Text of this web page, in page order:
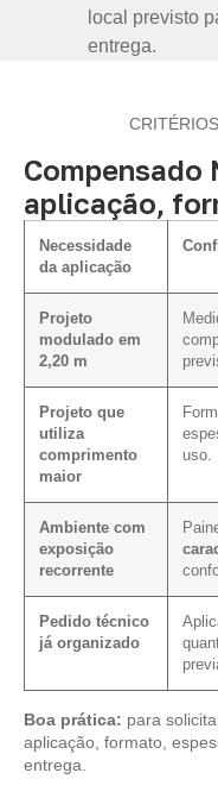
local previsto
entrega.
Compensado
aplicação,
Necessidade
da aplicação
Projeto
modulado em
2,20 m
Projeto que
utiliza
comprimento
maior
uso.
Ambiente com
exposição
recorrente
Pedido técnico
já organizado
Boa prática: para
aplicação, formato,
entrega.